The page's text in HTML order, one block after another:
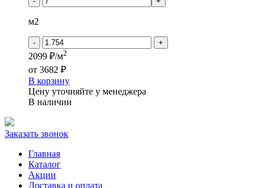
-м2
- +
2099 ₽/м2
от 3682 ₽
В корзину
Цену уточняйте у менеджера
В наличии
Заказать звонок
Главная
Каталог
Акции
Доставка и оплата